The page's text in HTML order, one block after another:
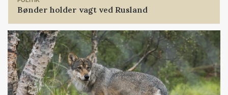
Bønder holder vagt ved Rusland